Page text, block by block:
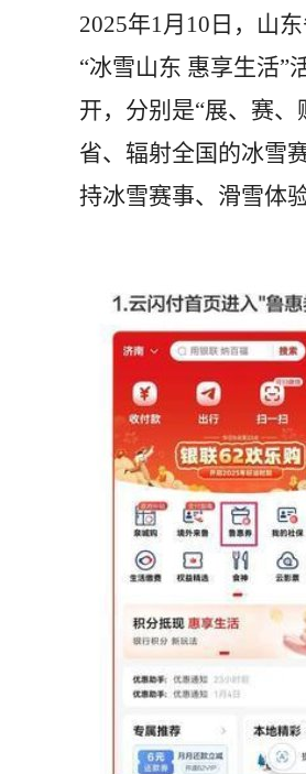
2025年1月10日，山
“冰雪山东 惠享生活”
开，分别是“展、赛
省、辐射全国的冰雪
持冰雪赛事、滑雪体